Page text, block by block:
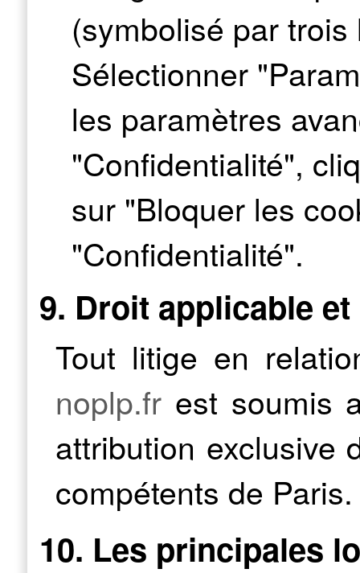
(symbolisé par
Sélectionner
les paramètres
"Confidentialité",
sur "Bloquer les
"Confidentialité".
9. Droit applicable
Tout litige en
noplp.fr est soumis
attribution exclusive
compétents de Paris.
10. Les principales